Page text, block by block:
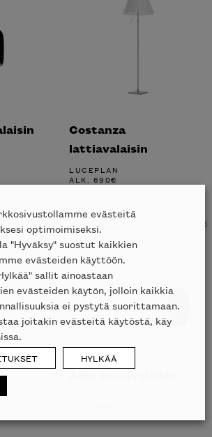
Costanza
lattiavalaisin
LUCEPLAN
ALK. 690€
Liikkeessä
Alba seinävalaisin
evästeitä
optimoimiseksi.
"Hyväksy" suostut kaikkien
evästeiden käyttöön.
sallit ainoastaan
evästeiden käytön, jolloin kaikkia
ei pystytä suorittamaan.
joitakin evästeitä käytöstä, käy
HYLKÄÄ